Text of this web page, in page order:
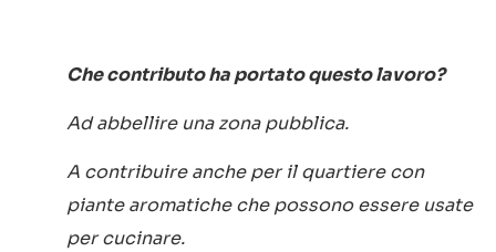
Che contributo ha portato questo lavoro?
Ad abbellire una zona pubblica.
A contribuire anche per il quartiere con
piante aromatiche che possono essere usate
per cucinare.